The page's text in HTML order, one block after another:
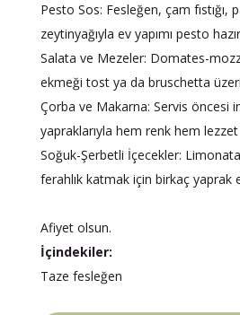
Pesto Sos: Fesleğen, çam fıstığı,
zeytinyağıyla ev yapımı pesto
Salata ve Mezeler: Domates-
ekmeği tost ya da bruschetta
Çorba ve Makarna: Servis öncesi
yapraklarıyla hem renk hem lezzet
Soğuk-Şerbetli İçecekler:
ferahlık katmak için birkaç yaprak
Afiyet olsun.
İçindekiler:
Taze fesleğen